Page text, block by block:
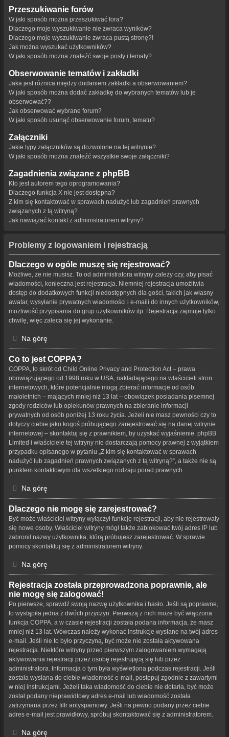
Przeszukiwanie forów
W jaki sposób można przeszukiwać fora?
Dlaczego moje wyszukiwanie nie zwraca wyników?
Dlaczego moje wyszukiwanie zwraca pustą stronę?!
Jak można wyszukać użytkowników?
W jaki sposób można znaleźć swoje posty i tematy?
Obserwowanie tematów i zakładki
Jaka jest różnica między dodaniem zakładki a obserwowaniem?
W jaki sposób można dodać zakładkę do wybranych tematów lub je
obserwować??
Jak obserwować wybrane forum?
W jaki sposób usunąć obserwowanie forum, tematu?
Załączniki
Jakie typy załączników są dozwolone na tej witrynie?
W jaki sposób można znaleźć wszystkie swoje załączniki?
Zagadnienia związane z phpBB
Kto jest autorem tego oprogramowania?
Dlaczego funkcja X nie jest dostępna?
Z kim się kontaktować w sprawach nadużyć lub zagadnień prawnych
związanych z tą witryną?
Jak nawiązać kontakt z administratorem witryny?
Problemy z logowaniem i rejestracją
Dlaczego w ogóle muszę się rejestrować?
Możliwe, że nie musisz. To od administratora witryny zależy czy, aby pisać
wiadomości, konieczna jest rejestracja. Niemniej rejestracja umożliwia
dostęp do dodatkowych funkcji niedostępnych dla gości, takich jak własny
awatar, wysyłanie prywatnych wiadomości i e-maili do innych użytkowników,
możliwość przypisania do grup użytkowników itp. Rejestracja zajmuje tylko
chwilę, więc zaleca się jej wykonanie.
Na górę
Co to jest COPPA?
COPPA, to skrót od Child Online Privacy and Protection Act – prawa
obowiązującego od 1998 roku w USA, nakładającego na właścicieli stron
internetowych, które potencjalnie mogą zbierać informacje od osób
małoletnich – mających mniej niż 13 lat – obowiązek posiadania pisemnej
zgody rodziców lub opiekunów prawnych na zbieranie informacji
prywatnych od osób poniżej 13 roku życia. Jeżeli nie masz pewności czy to
dotyczy ciebie jako kogoś próbującego zarejestrować się na danej witrynie
internetowej – skontaktuj się z prawnikiem, by uzyskać wyjaśnienie. phpBB
Limited i właściciele tej witryny nie dostarczają pomocy prawnej z wyjątkiem
przypadku opisanego w pytaniu „Z kim się kontaktować w sprawach
nadużyć lub zagadnień prawnych związanych z tą witryną?”, a także nie są
punktem kontaktowym dla wszelkiego rodzaju porad prawnych.
Na górę
Dlaczego nie mogę się zarejestrować?
Być może właściciel witryny wyłączył funkcję rejestracji, aby nie rejestrowały
się nowe osoby. Właściciel witryny mógł także zablokować twój adres IP lub
zabronił nazwy użytkownika, którą próbujesz zarejestrować. W sprawie
pomocy skontaktuj się z administratorem witryny.
Na górę
Rejestracja została przeprowadzona poprawnie, ale
nie mogę się zalogować!
Po pierwsze, sprawdź swoją nazwę użytkownika i hasło. Jeśli są poprawne,
to wystąpiła jedna z dwóch przyczyn. Pierwszą z nich może być włączona
funkcja COPPA, a w czasie rejestracji została podana informacja, że masz
mniej niż 13 lat. Wówczas należy wykonać instrukcje wysłane na twój adres
e-mail. Jeśli nie to było przyczyną, być może nie została aktywowana
rejestracja. Niektóre witryny przed pierwszym zalogowaniem wymagają
aktywowania rejestracji przez osobę rejestrującą się lub przez
administratora. Informacja o tym była wyświetlona podczas rejestracji. Jeśli
została wysłana do ciebie wiadomość e-mail, postępuj zgodnie z zawartymi
w niej instrukcjami. Jeżeli taka wiadomość do ciebie nie dotarła, być może
został podany nieprawidłowy adres e-mail lub wiadomość została
zatrzymana przez filtr antyspamowy. Jeśli na pewno podany przez ciebie
adres e-mail jest prawidłowy, spróbuj skontaktować się z administratorem.
Na górę